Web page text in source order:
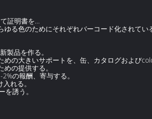
証明書を…
る色のためにそれぞれバーコード化されてい
製品を作る。
めの大きいサポートを、缶、カタログおよび
の提供する。
の報酬、寄与する。
れる。
誘う。